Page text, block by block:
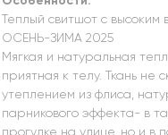
Теплый свитшот с
ОСЕНЬ-ЗИМА 2025
Мягкая и натуральная
приятная к телу. Ткань не
утеплением из флиса,
парникового эффекта- в
прогулке на улице, но и в